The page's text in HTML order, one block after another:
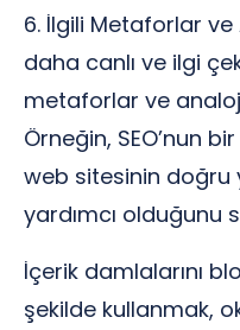
6. İlgili Metaforlar ve
daha canlı ve ilgi
metaforlar ve
Örneğin, SEO’nun
web sitesinin doğru
yardımcı olduğunu
İçerik damlalarını
şekilde kullanmak,